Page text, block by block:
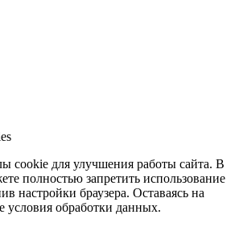
cookie для улучшения работы сайта. В
полностью запретить использование
настройки браузера. Оставаясь на
условия обработки данных.